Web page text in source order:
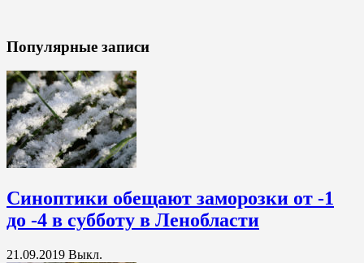
Популярные записи
Синоптики обещают заморозки от -1
до -4 в субботу в Ленобласти
21.09.2019 Выкл.